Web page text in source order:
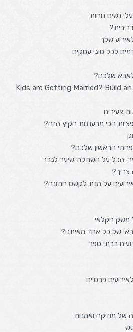
שלך
לכל סוגי עסקים
לאבא שלכם?
Kids are Getting Married? Build
צעירים
הכי מרעננות הקיץ הזה?
הראשון שלכם?
הכל על השתלת שיער לגבר
על מנת לקשט חתונה?
של כל אחד מאיתנו?
בבתי ספר
פרטיים
של מוזיקה ואמנות